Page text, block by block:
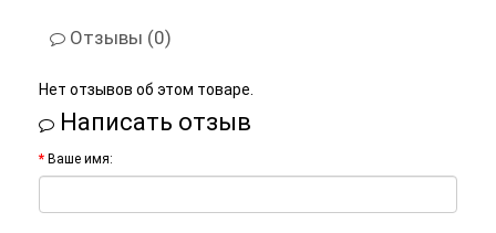
Отзывы (0)
Нет отзывов об этом товаре.
Написать отзыв
Ваше имя: